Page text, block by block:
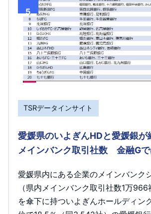
5
TSRデータインサイト
愛媛県のいよぎんHDと愛媛銀
メインバンク取引社数 金融Gで
愛媛県内にある企業のメインバンク
（県内メインバンク取引社数1万
を傘下に持ついよぎんホールディン